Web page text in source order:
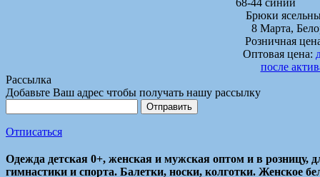
Брюки
8 Марта,
Розничная
Оптовая цена:
после
Рассылка
Добавьте Ваш адрес чтобы получать нашу рассылку
Отписаться
Одежда детская 0+, женская и мужская оптом и в розницу,
гимнастики и спорта. Балетки, носки, колготки. Женское